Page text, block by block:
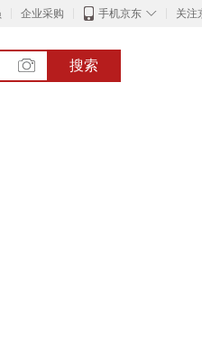
企业采购 ◇
手机京东 关注
搜索